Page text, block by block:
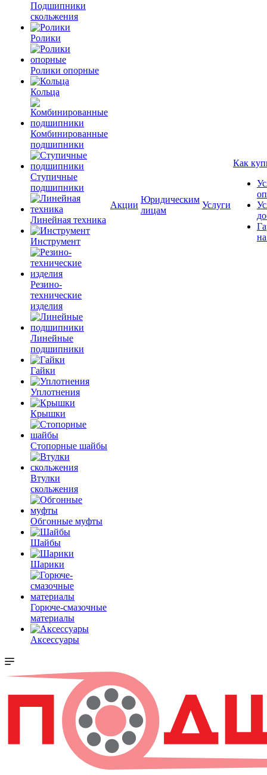
Подшипники
скольжения
Ролики
Ролики опорные
Кольца
Комбинированные
подшипники
Ступичные
подшипники
Линейная техника
Инструмент
Резино-
технические
изделия
Линейные
подшипники
Гайки
Уплотнения
Крышки
Стопорные шайбы
Втулки
скольжения
Обгонные муфты
Шайбы
Шарики
Горюче-смазочные
материалы
Аксессуары
Акции
Юридическим
лицам
Услуги
Как